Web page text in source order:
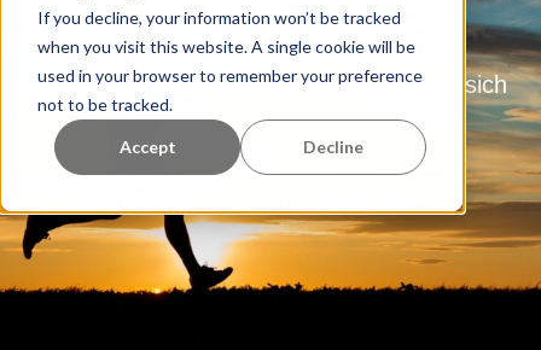
If you decline, your information won’t be tracked
when you visit this website. A single cookie will be
used in your browser to remember your preference
not to be tracked.
Accept Decline
Bleiben Sie auf dem Laufenden über die
neuesten Entwicklungen in der
Langstreckenrennbranche und holen Sie sich
die besten Tipps
aus der Community, wie Sie Ihr Rennen
verbessern und das